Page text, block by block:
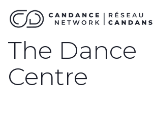
Skip
to
content
Réseau
The Dance
Centre